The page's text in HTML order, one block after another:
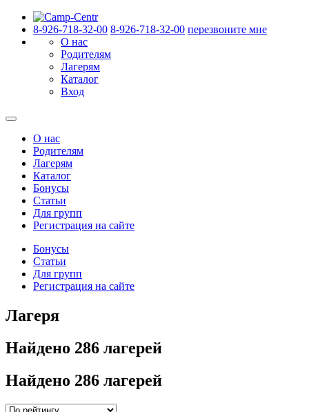
8-926-718-32-00 8-926-718-32-00 перезвоните мне
О нас
Родителям
Лагерям
Каталог
Вход
О нас
Родителям
Лагерям
Каталог
Бонусы
Статьи
Для групп
Регистрация на сайте
Бонусы
Статьи
Для групп
Регистрация на сайте
Лагеря
Найдено 286 лагерей
Найдено 286 лагерей